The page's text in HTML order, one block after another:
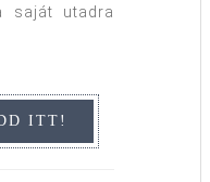
saját utadra